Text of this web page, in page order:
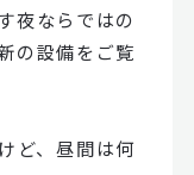
夜ならではの
の設備をご覧
ど、昼間は何